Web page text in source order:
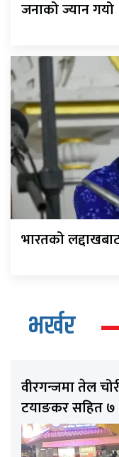
जनाको ज्यान गयो
भारतको
भर्खर
वीरगन्जमा तेल
टयाङकर सहित ७